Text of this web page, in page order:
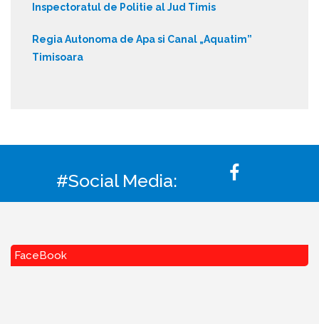
Inspectoratul de Politie al Jud Timis
Regia Autonoma de Apa si Canal „Aquatim”
Timisoara
#Social Media:
FaceBook